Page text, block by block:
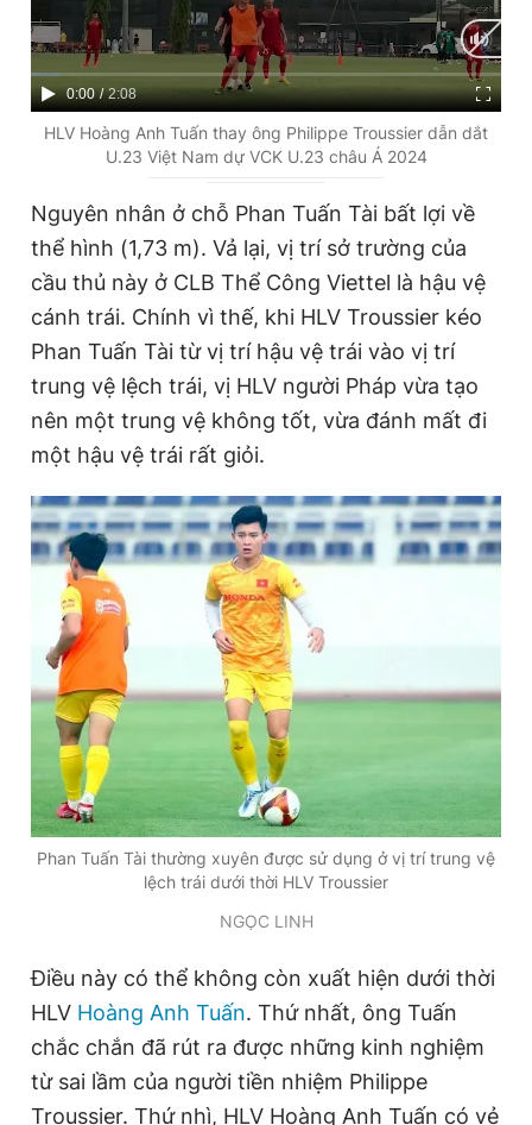
Phó tổng biên tập: Trần Việt Hưng
Tổng thư ký tòa soạn: Đức Trung
Giấy phép xuất bản số 110/GP - BTTTT cấp ngày 24.3.2020
© 2003-2026 Bản quyền thuộc về Báo Thanh Niên. Cấm sao
chép dưới mọi hình thức nếu không có sự chấp thuận bằng văn
bản. Phát triển bởi ePi Technologies, JSC.
C
u
t
i
m
e
0:00 / D
u
r
o
n
2:08
HLV Hoàng Anh Tuấn thay ông Philippe Troussier dẫn dắt
U.23 Việt Nam dự VCK U.23 châu Á 2024
Nguyên nhân ở chỗ Phan Tuấn Tài bất lợi về
thể hình (1,73 m). Vả lại, vị trí sở trường của
cầu thủ này ở CLB Thể Công Viettel là hậu vệ
cánh trái. Chính vì thế, khi HLV Troussier kéo
Phan Tuấn Tài từ vị trí hậu vệ trái vào vị trí
trung vệ lệch trái, vị HLV người Pháp vừa tạo
nên một trung vệ không tốt, vừa đánh mất đi
một hậu vệ trái rất giỏi.
Phan Tuấn Tài thường xuyên được sử dụng ở vị trí trung vệ
lệch trái dưới thời HLV Troussier
NGỌC LINH
Điều này có thể không còn xuất hiện dưới thời
HLV Hoàng Anh Tuấn. Thứ nhất, ông Tuấn
chắc chắn đã rút ra được những kinh nghiệm
từ sai lầm của người tiền nhiệm Philippe
Troussier. Thứ nhì, HLV Hoàng Anh Tuấn có vẻ